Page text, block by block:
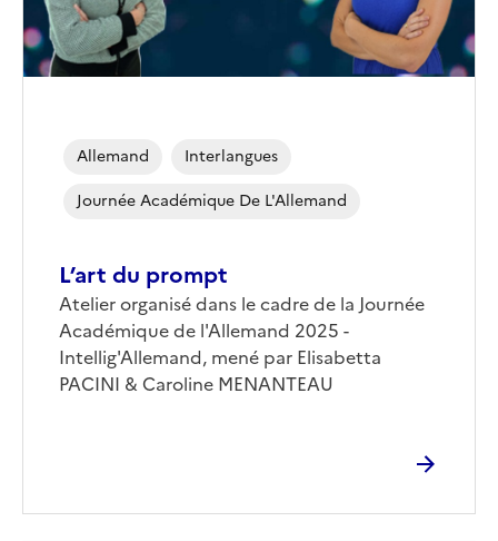
L’art du prompt
Corps
Atelier organisé dans le cadre de la Journée
Académique de l'Allemand 2025 -
Intellig'Allemand, mené par Elisabetta
PACINI & Caroline MENANTEAU
Allemand
Interlangues
Journée Académique De L'Allemand